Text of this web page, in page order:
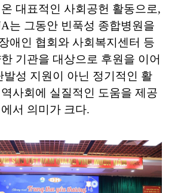
온 대표적인 사회공헌 활동으로,
는 그동안 빈푹성 종합병원을
애인 협회와 사회복지센터 등
기관을 대상으로 후원을 이어
발성 지원이 아닌 정기적인 활
사회에 실질적인 도움을 제공
서 의미가 크다.